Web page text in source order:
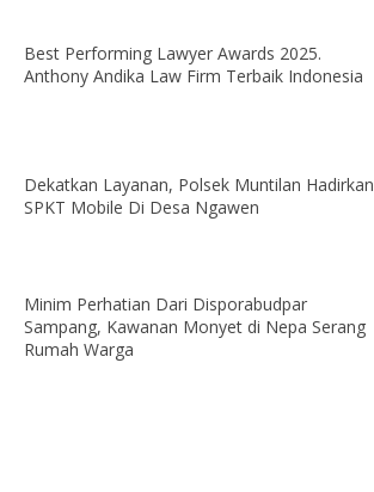
Best Performing Lawyer Awards 2025.
Anthony Andika Law Firm Terbaik Indonesia
Dekatkan Layanan, Polsek Muntilan Hadirkan
SPKT Mobile Di Desa Ngawen
Minim Perhatian Dari Disporabudpar
Sampang, Kawanan Monyet di Nepa Serang
Rumah Warga